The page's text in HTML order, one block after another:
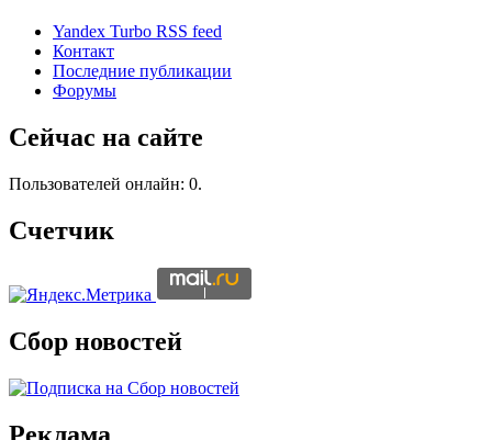
Yandex Turbo RSS feed
Контакт
Последние публикации
Форумы
Сейчас на сайте
Пользователей онлайн: 0.
Счетчик
Сбор новостей